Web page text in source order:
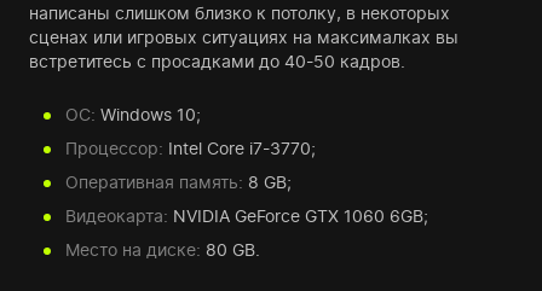
написаны слишком близко к потолку, в некоторых
сценах или игровых ситуациях на максималках вы
встретитесь с просадками до 40-50 кадров.
ОС: Windows 10;
Процессор: Intel Core i7-3770;
Оперативная память: 8 GB;
Видеокарта: NVIDIA GeForce GTX 1060 6GB;
Место на диске: 80 GB.